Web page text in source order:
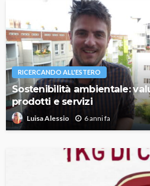
RICERCANDO ALL'ESTERO
Sostenibilità ambientale:
prodotti e servizi
Luisa Alessio 6 anni fa